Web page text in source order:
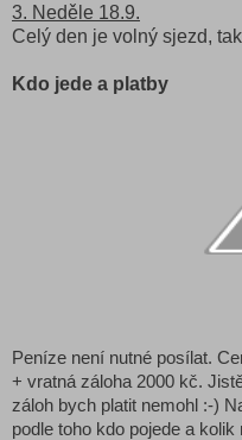
3. Neděle 18.9.
Celý den je volný sjezd,
Kdo jede a platby
Peníze není nutné posílat.
+ vratná záloha 2000 kč.
záloh bych platit nemohl :-)
podle toho kdo pojede a